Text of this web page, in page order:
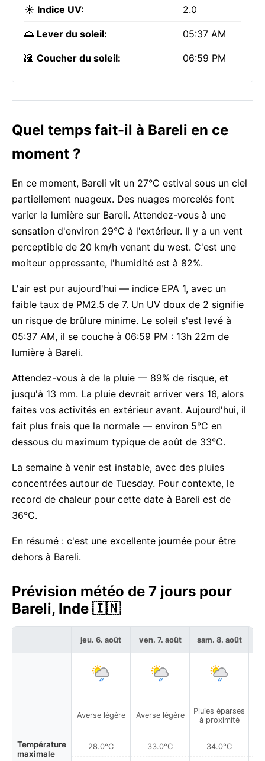
☀️ Indice UV: 2.0
🌅 Lever du soleil: 05:37 AM
🌇 Coucher du soleil: 06:59 PM
Quel temps fait-il à Bareli en ce
moment ?
En ce moment, Bareli vit un 27°C estival sous un ciel
partiellement nuageux. Des nuages morcelés font
varier la lumière sur Bareli. Attendez-vous à une
sensation d'environ 29°C à l'extérieur. Il y a un vent
perceptible de 20 km/h venant du west. C'est une
moiteur oppressante, l'humidité est à 82%.
L'air est pur aujourd'hui — indice EPA 1, avec un
faible taux de PM2.5 de 7. Un UV doux de 2 signifie
un risque de brûlure minime. Le soleil s'est levé à
05:37 AM, il se couche à 06:59 PM : 13h 22m de
lumière à Bareli.
Attendez-vous à de la pluie — 89% de risque, et
jusqu'à 13 mm. La pluie devrait arriver vers 16, alors
faites vos activités en extérieur avant. Aujourd'hui, il
fait plus frais que la normale — environ 5°C en
dessous du maximum typique de août de 33°C.
La semaine à venir est instable, avec des pluies
concentrées autour de Tuesday. Pour contexte, le
record de chaleur pour cette date à Bareli est de
36°C.
En résumé : c'est une excellente journée pour être
dehors à Bareli.
Prévision météo de 7 jours pour
Bareli, Inde 🇮🇳
Température
maximale
jeu. 6. août
Averse légère
28.0°C
ven. 7. août
Averse légère
33.0°C
sam. 8. août
Pluies éparses
à proximité
34.0°C